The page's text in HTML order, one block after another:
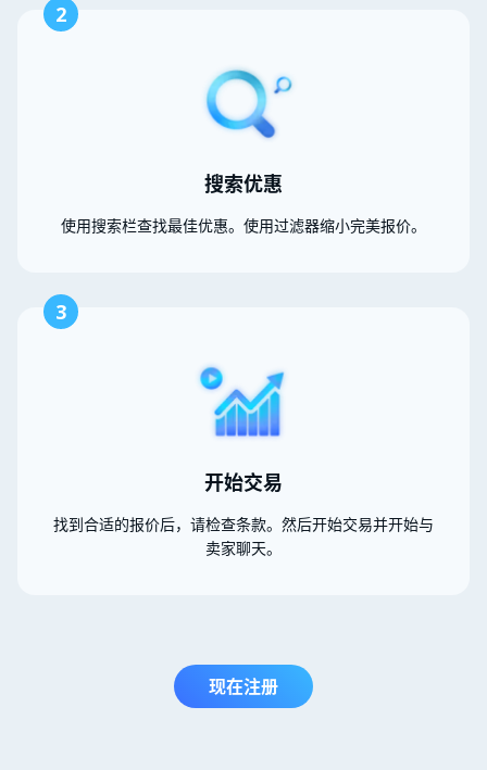
2
搜索优惠
使用搜索栏查找最佳优惠。使用过滤器缩小完美报价。
3
开始交易
找到合适的报价后，请检查条款。然后开始交易并开始与
卖家聊天。
现在注册